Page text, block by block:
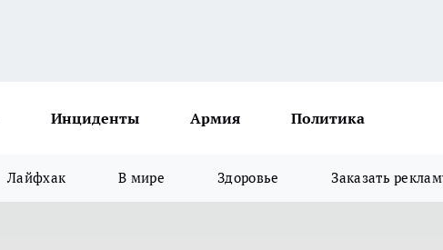
Инциденты Армия Политика
Лайфхак В мире Здоровье Заказать